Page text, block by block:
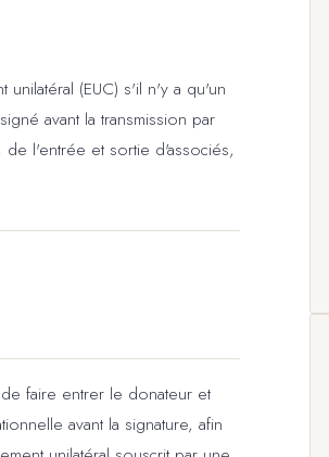
(EUC) s'il n'y a qu'un
avant la transmission par
de l'entrée et sortie d'associés,
faire entrer le donateur et
avant la signature, afin